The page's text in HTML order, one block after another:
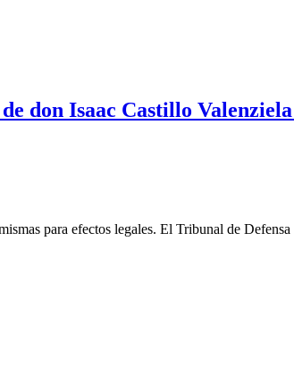
don Isaac Castillo
para efectos legales. El Tribunal de